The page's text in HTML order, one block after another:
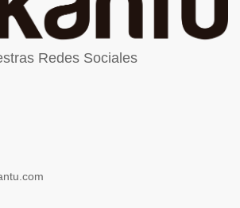
Redes Sociales